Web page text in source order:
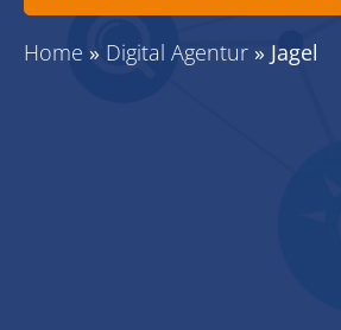
Home » Digital Agentur » Jagel